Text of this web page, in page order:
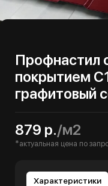
Профнастил
покрытием
графитовый
879 р./м2
*актуальная цена по
Характеристики